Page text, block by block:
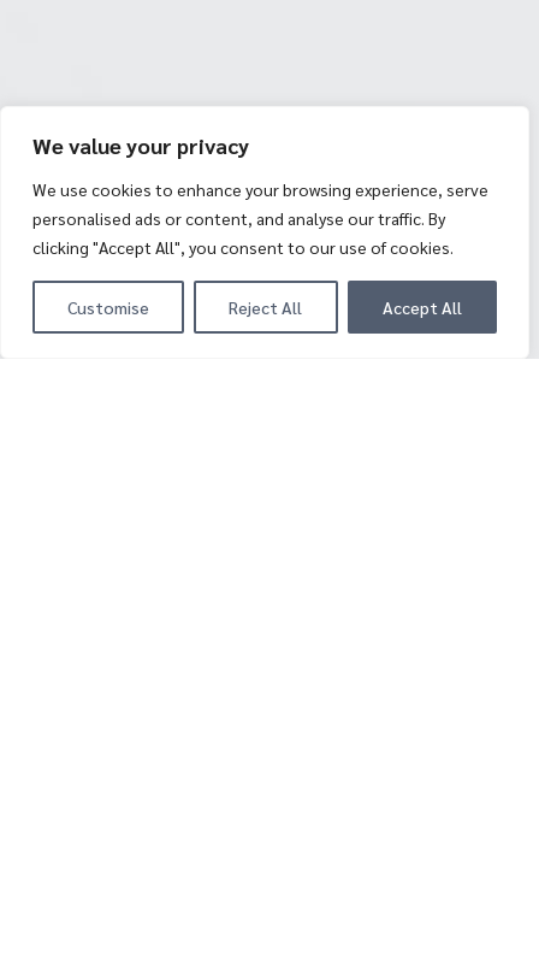
We value your privacy
We use cookies to enhance your browsing experience, serve
personalised ads or content, and analyse our traffic. By
clicking "Accept All", you consent to our use of cookies.
Customise Reject All Accept All